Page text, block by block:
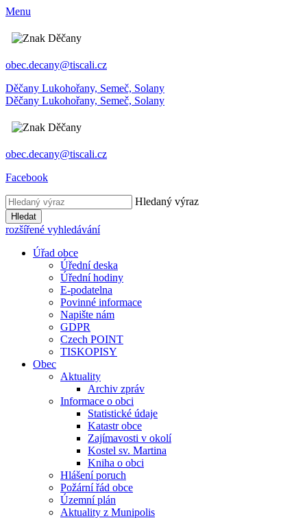
Menu
obec.decany@tiscali.cz
Děčany Lukohořany, Semeč, Solany
Děčany Lukohořany, Semeč, Solany
obec.decany@tiscali.cz
Facebook
Hledaný výraz
Hledat
rozšířené vyhledávání
Úřad obce
Úřední deska
Úřední hodiny
E-podatelna
Povinné informace
Napište nám
GDPR
Czech POINT
TISKOPISY
Obec
Aktuality
Archiv zpráv
Informace o obci
Statistické údaje
Katastr obce
Zajímavosti v okolí
Kostel sv. Martina
Kniha o obci
Hlášení poruch
Požární řád obce
Územní plán
Aktuality z Munipolis